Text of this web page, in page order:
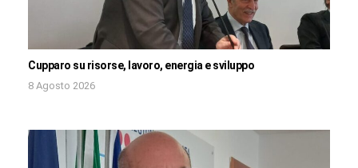
Cupparo su risorse, lavoro, energia e sviluppo
8 Agosto 2026